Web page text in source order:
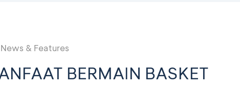
News & Features
BERMAIN BASKET